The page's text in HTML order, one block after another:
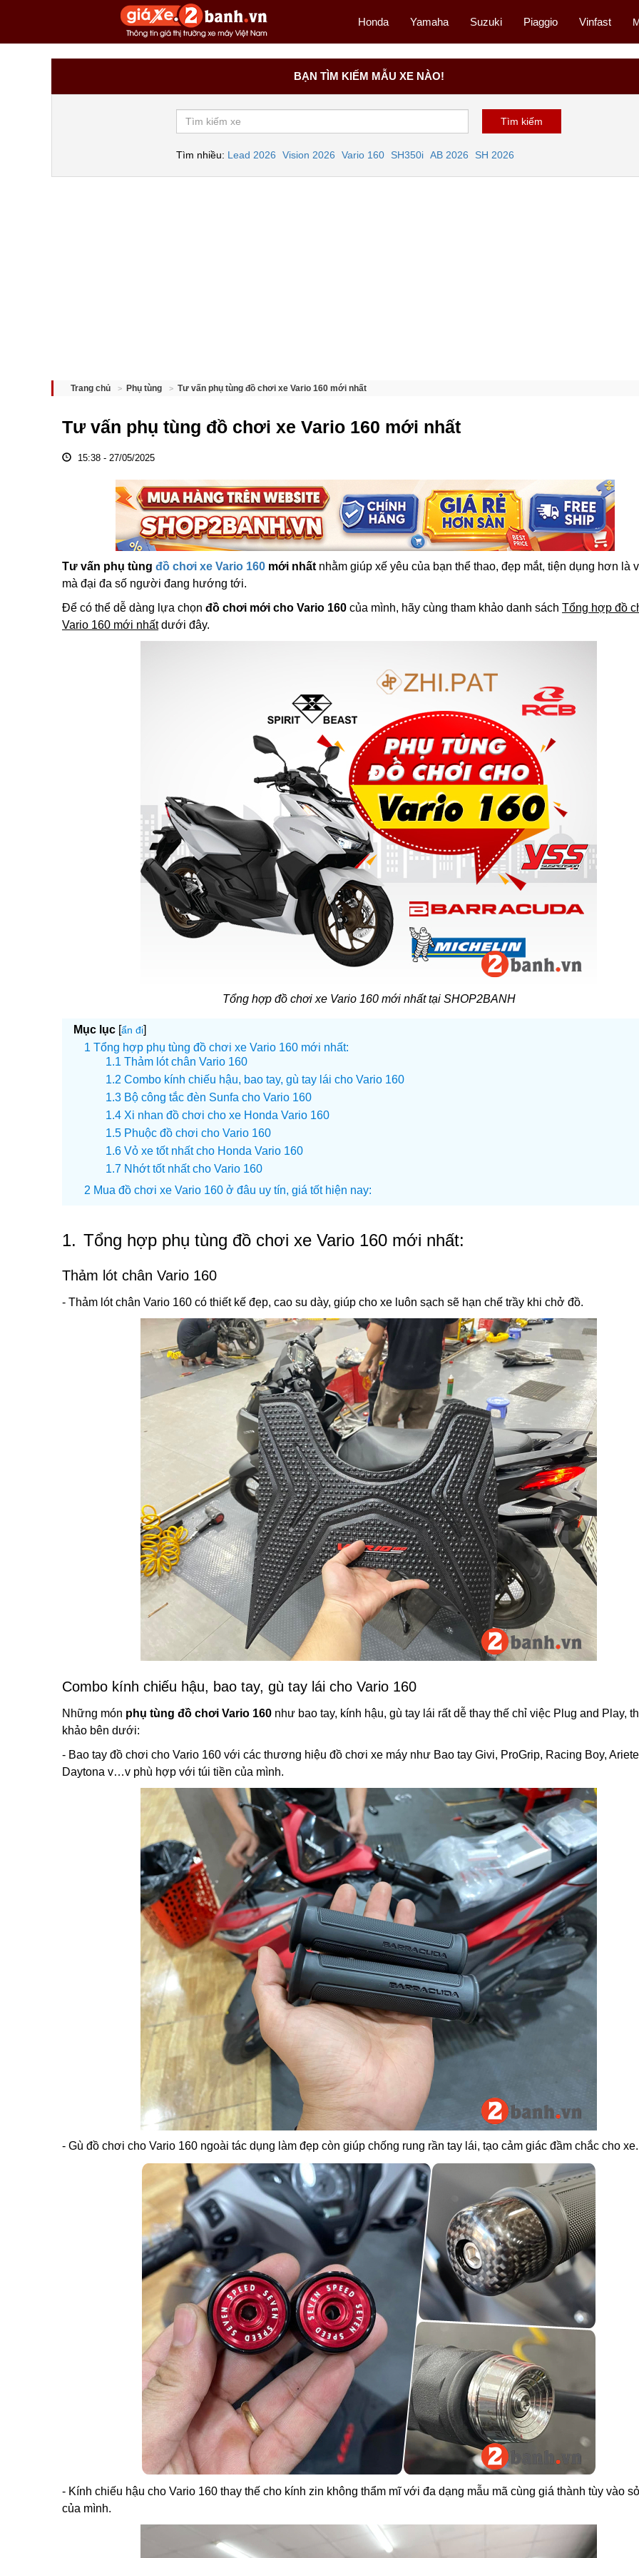
Honda Yamaha Suzuki Piaggio Vinfast
BẠN TÌM KIẾM MẪU XE NÀO!
Tìm nhiều: Lead 2026 Vision 2026 Vario 160 SH350i AB 2026 SH 2026
Trang chủ Phụ tùng Tư vấn phụ tùng đồ chơi xe Vario 160 mới nhất
Tư vấn phụ tùng đồ chơi xe Vario 160 mới nhất
15:38 - 27/05/2025
Tư vấn phụ tùng đồ chơi xe Vario 160 mới nhất nhằm giúp xế yêu của bạn thể thao, đẹp mắt, tiện dụng hơn là
mà đại đa số người đang hướng tới.
Để có thể dễ dàng lựa chọn đồ chơi mới cho Vario 160 của mình, hãy cùng tham khảo danh sách Tổng hợp đồ
Vario 160 mới nhấtdưới đây.
Tổng hợp đồ chơi xe Vario 160 mới nhất tại SHOP2BANH
Mục lục [ẩn đi]
Tổng hợp phụ tùng đồ chơi xe Vario 160 mới nhất:
Thảm lót chân Vario 160
Combo kính chiếu hậu, bao tay, gù tay lái cho Vario 160
Bộ công tắc đèn Sunfa cho Vario 160
Xi nhan đồ chơi cho xe Honda Vario 160
Phuộc đồ chơi cho Vario 160
Vỏ xe tốt nhất cho Honda Vario 160
Nhớt tốt nhất cho Vario 160
Mua đồ chơi xe Vario 160 ở đâu uy tín, giá tốt hiện nay:
1. Tổng hợp phụ tùng đồ chơi xe Vario 160 mới nhất:
Thảm lót chân Vario 160
- Thảm lót chân Vario 160 có thiết kế đẹp, cao su dày, giúp cho xe luôn sạch sẽ hạn chế trầy khi chở đồ.
Combo kính chiếu hậu, bao tay, gù tay lái cho Vario 160
Những món phụ tùng đồ chơi Vario 160 như bao tay, kính hậu, gù tay lái rất dễ thay thế chỉ việc Plug and Play,
khảo bên dưới:
- Bao tay đồ chơi cho Vario 160 với các thương hiệu đồ chơi xe máy như Bao tay Givi, ProGrip, Racing Boy,
Daytona v…v phù hợp với túi tiền của mình.
- Gù đồ chơi cho Vario 160 ngoài tác dụng làm đẹp còn giúp chống rung rần tay lái, tạo cảm giác đầm chắc cho xe.
- Kính chiếu hậu cho Vario 160 thay thế cho kính zin không thẩm mĩ với đa dạng mẫu mã cùng giá thành tùy vào
của mình.